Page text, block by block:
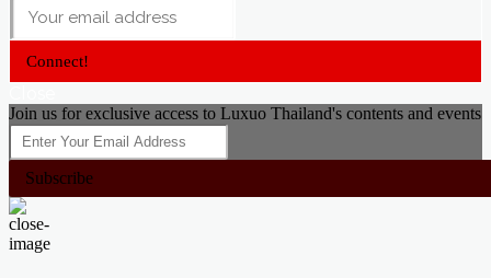
Connect!
Join us for exclusive access to Luxuo Thailand's contents and events
Subscribe